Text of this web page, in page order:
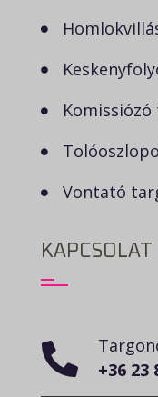
Vontató
KAPCSOLAT
+36 23